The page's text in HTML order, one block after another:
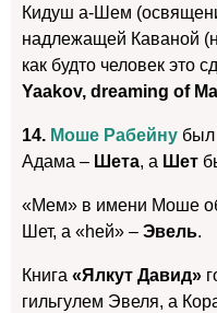
Кидуш а-Шем
надлежащей Каваной
как будто человек это
Yaakov, dreaming of
14. Моше Рабейну был
Адама – Шета, а Шет
«Мем» в имени Моше
Шет, а «hей» – Эвель.
Книга «Ялкут Давид»
гильгулем Эвеля, а